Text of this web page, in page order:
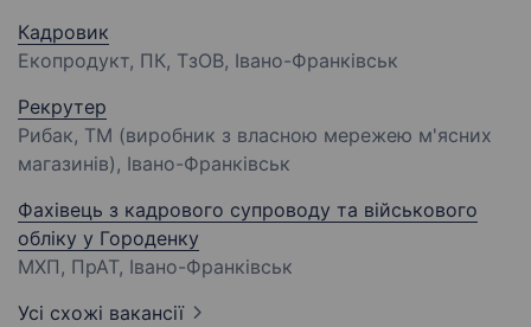
Кадровик
Екопродукт, ПК, ТзОВ, Івано-Франківськ
Рекрутер
Рибак, ТМ (виробник з власною мережею м'ясних
магазинів), Івано-Франківськ
Фахівець з кадрового супроводу та військового
обліку у Городенку
МХП, ПрАТ, Івано-Франківськ
Усі схожі вакансії